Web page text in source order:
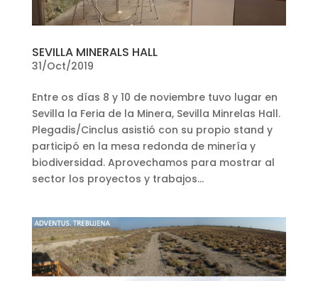
SEVILLA MINERALS HALL
31/Oct/2019
Entre os días 8 y 10 de noviembre tuvo lugar en
Sevilla la Feria de la Minera, Sevilla Minrelas Hall.
Plegadis/Cinclus asistió con su propio stand y
participó en la mesa redonda de minería y
biodiversidad. Aprovechamos para mostrar al
sector los proyectos y trabajos...